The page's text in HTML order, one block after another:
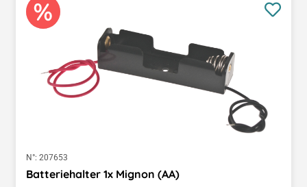
N°: 207653
Batteriehalter 1x Mignon (AA)